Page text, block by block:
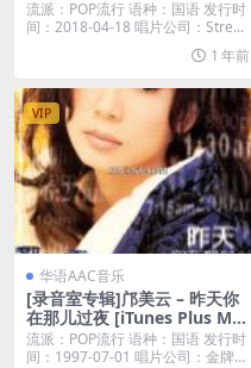
团乐队 & 魏如萱 专场 [iTunes
Plus M4A]
流派：POP流行 语种：国语 发行时
间：2018-04-18 唱片公司：Stre...
1 年前
VIP
华语AAC音乐
[录音室专辑]邝美云 – 昨天你
在那儿过夜 [iTunes Plus M4
A]
流派：POP流行 语种：国语 发行时
间：1997-07-01 唱片公司：金牌大